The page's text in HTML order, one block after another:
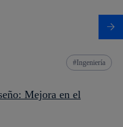
Ingeniería
Mejora en el